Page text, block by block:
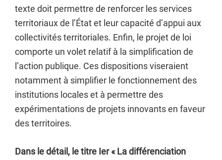
texte doit permettre de renforcer les services
territoriaux de l’État et leur capacité d’appui aux
collectivités territoriales. Enfin, le projet de loi
comporte un volet relatif à la simplification de
l’action publique. Ces dispositions viseraient
notamment à simplifier le fonctionnement des
institutions locales et à permettre des
expérimentations de projets innovants en faveur
des territoires.
Dans le détail, le titre Ier « La différenciation